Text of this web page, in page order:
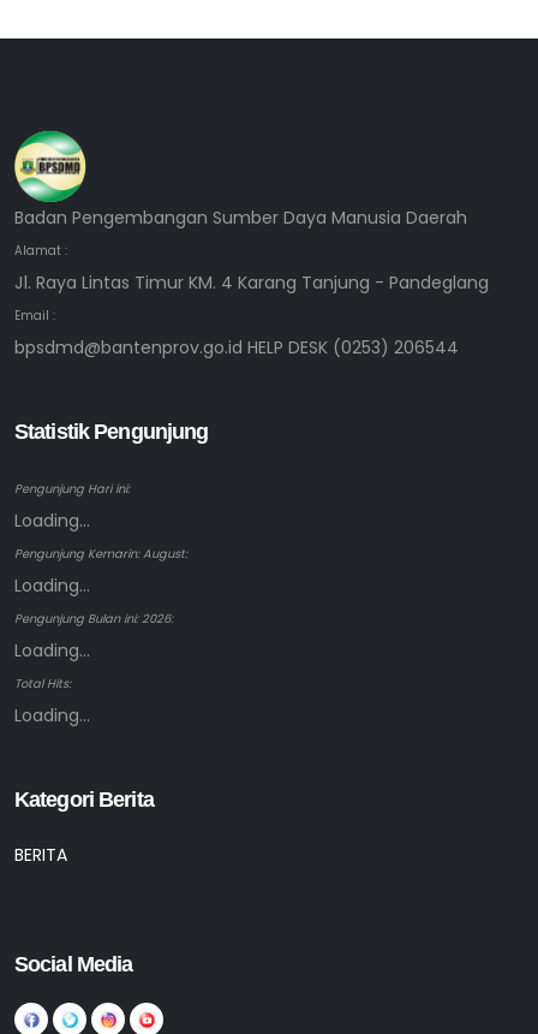
Badan Pengembangan Sumber Daya Manusia Daerah
Alamat :
Jl. Raya Lintas Timur KM. 4 Karang Tanjung - Pandeglang
Email :
bpsdmd@bantenprov.go.id HELP DESK (0253) 206544
Statistik Pengunjung
Pengunjung Hari ini:
Loading...
Pengunjung Kemarin: August:
Loading...
Pengunjung Bulan ini: 2026:
Loading...
Total Hits:
Loading...
Kategori Berita
BERITA
Social Media